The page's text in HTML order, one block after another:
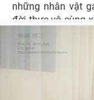
những nhân vật
đời thực vô cùng
của những cô